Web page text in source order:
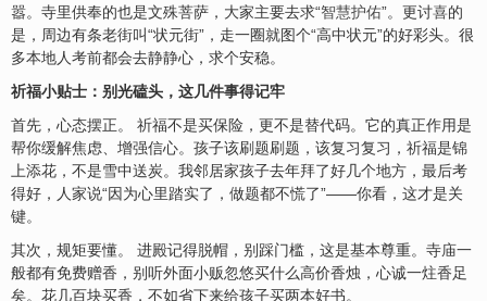
嚣。寺里供奉的也是文殊菩萨，大家主要去求“智慧护佑”。更讨喜的
是，周边有条老街叫“状元街”，走一圈就图个“高中状元”的好彩头。很
多本地人考前都会去静静心，求个安稳。
祈福小贴士：别光磕头，这几件事得记牢
首先，心态摆正。 祈福不是买保险，更不是替代码。它的真正作用是
帮你缓解焦虑、增强信心。孩子该刷题刷题，该复习复习，祈福是锦
上添花，不是雪中送炭。我邻居家孩子去年拜了好几个地方，最后考
得好，人家说“因为心里踏实了，做题都不慌了”——你看，这才是关
键。
其次，规矩要懂。 进殿记得脱帽，别踩门槛，这是基本尊重。寺庙一
般都有免费赠香，别听外面小贩忽悠买什么高价香烛，心诚一炷香足
矣。花几百块买香，不如省下来给孩子买两本好书。